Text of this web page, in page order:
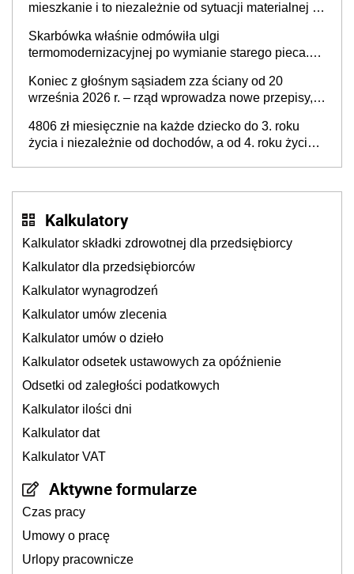
mieszkanie i to niezależnie od sytuacji materialnej –
roku życia
Skarbówka właśnie odmówiła ulgi
termomodernizacyjnej po wymianie starego pieca.
Koniec z głośnym sąsiadem zza ściany od 20
września 2026 r. – rząd wprowadza nowe przepisy,
4806 zł miesięcznie na każde dziecko do 3. roku
życia i niezależnie od dochodów, a od 4. roku życia
Kalkulatory
Kalkulator składki zdrowotnej dla przedsiębiorcy
Kalkulator dla przedsiębiorców
Kalkulator wynagrodzeń
Kalkulator umów zlecenia
Kalkulator umów o dzieło
Kalkulator odsetek ustawowych za opóźnienie
Odsetki od zaległości podatkowych
Kalkulator ilości dni
Kalkulator dat
Kalkulator VAT
Aktywne formularze
Czas pracy
Umowy o pracę
Urlopy pracownicze